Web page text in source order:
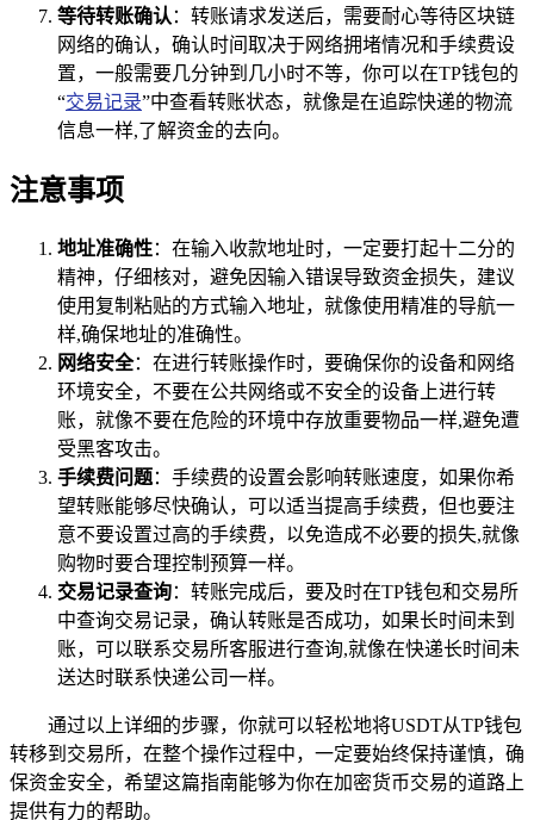
等待转账确认：转账请求发送后，需要耐心等待区块链
网络的确认，确认时间取决于网络拥堵情况和手续费设
置，一般需要几分钟到几小时不等，你可以在TP钱包的
“交易记录”中查看转账状态，就像是在追踪快递的物流
信息一样,了解资金的去向。
注意事项
地址准确性：在输入收款地址时，一定要打起十二分的
精神，仔细核对，避免因输入错误导致资金损失，建议
使用复制粘贴的方式输入地址，就像使用精准的导航一
样,确保地址的准确性。
网络安全：在进行转账操作时，要确保你的设备和网络
环境安全，不要在公共网络或不安全的设备上进行转
账，就像不要在危险的环境中存放重要物品一样,避免遭
受黑客攻击。
手续费问题：手续费的设置会影响转账速度，如果你希
望转账能够尽快确认，可以适当提高手续费，但也要注
意不要设置过高的手续费，以免造成不必要的损失,就像
购物时要合理控制预算一样。
交易记录查询：转账完成后，要及时在TP钱包和交易所
中查询交易记录，确认转账是否成功，如果长时间未到
账，可以联系交易所客服进行查询,就像在快递长时间未
送达时联系快递公司一样。
通过以上详细的步骤，你就可以轻松地将USDT从TP钱包
转移到交易所，在整个操作过程中，一定要始终保持谨慎，确
保资金安全，希望这篇指南能够为你在加密货币交易的道路上
提供有力的帮助。